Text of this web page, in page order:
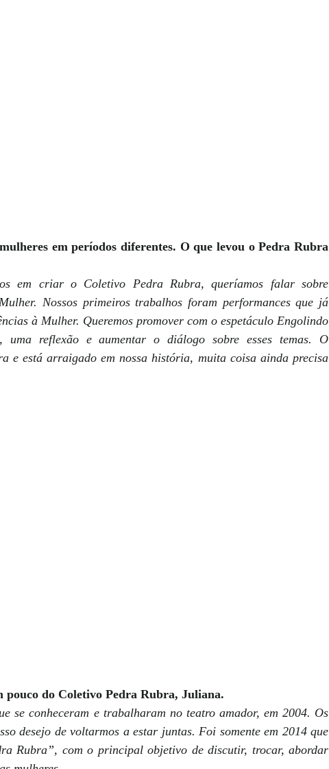
em períodos diferentes. O que levou o Pedra Rubra
em criar o Coletivo Pedra Rubra, queríamos falar sobre
Nossos primeiros trabalhos foram performances que já
à Mulher. Queremos promover com o espetáculo Engolindo
uma reflexão e aumentar o diálogo sobre esses temas. O
e está arraigado em nossa história, muita coisa ainda precisa
do Coletivo Pedra Rubra, Juliana.
se conheceram e trabalharam no teatro amador, em 2004. Os
desejo de voltarmos a estar juntas. Foi somente em 2014 que
Rubra”, com o principal objetivo de discutir, trocar, abordar